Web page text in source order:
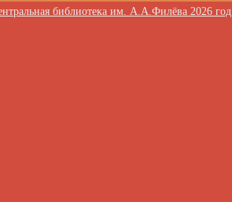
библиотека им. А.А.Филёва 2026 год